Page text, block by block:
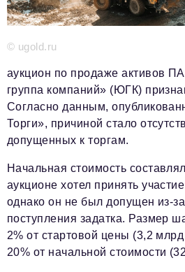
Телефон редакции:+7 495 727-
Электронные почты редакции:
Информационный отдел
info@business-magazine.online
Отдел рекламы
reklama@business-magazine.online
Отдел распространения/
podpiska@business-magazine.online
Отдел по работе с партнерами
partner@business-magazine.online
© ugold.ru
аукцион по продаже активов
группа компаний» (ЮГК)
Согласно данным,
Торги», причиной стало
допущенных к торгам.
Начальная стоимость
аукционе хотел принять
однако он не был допущен из-
поступления задатка. Размер
2% от стартовой цены (3,2
20% от начальной стоимости